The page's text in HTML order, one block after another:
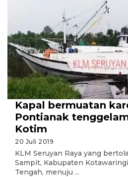
Kapal bermuatan
Pontianak
Kotim
20 Juli 2019
KLM Seruyan Raya yang
Sampit, Kabupaten
Tengah, menuju ...